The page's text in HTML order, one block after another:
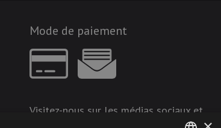
Mode de paiement
Visitez-nous sur les médias sociaux et